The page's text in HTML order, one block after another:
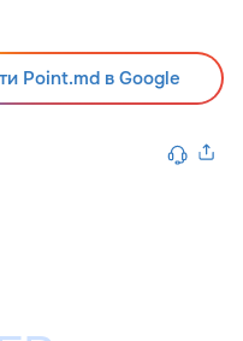
Point.md в Google